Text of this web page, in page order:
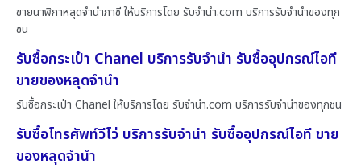
ขายนาฬิกาหลุดจำนำภาชี ให้บริการโดย รับจํานํา.com บริการรับจำนำของทุก
ชน
รับซื้อกระเป๋า Chanel บริการรับจำนำ รับซื้ออุปกรณ์ไอที
ขายของหลุดจำนำ
รับซื้อกระเป๋า Chanel ให้บริการโดย รับจํานํา.com บริการรับจำนำของทุกชน
รับซื้อโทรศัพท์วีโว่ บริการรับจำนำ รับซื้ออุปกรณ์ไอที ขาย
ของหลุดจำนำ